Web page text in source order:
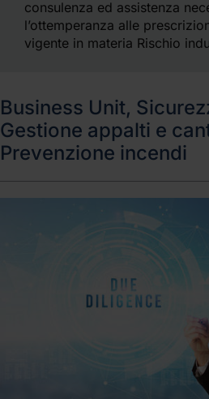
consulenza ed assistenza
l’ottemperanza alle
vigente in materia Rischio
Business Unit,
Gestione appalti e
Prevenzione incendi